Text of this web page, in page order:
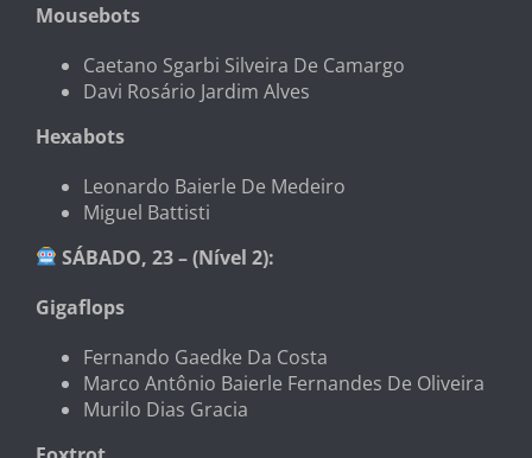
Mousebots
Caetano Sgarbi Silveira De Camargo
Davi Rosário Jardim Alves
Hexabots
Leonardo Baierle De Medeiro
Miguel Battisti
SÁBADO, 23 – (Nível 2):
Gigaflops
Fernando Gaedke Da Costa
Marco Antônio Baierle Fernandes De Oliveira
Murilo Dias Gracia